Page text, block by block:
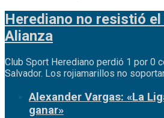
Herediano no resistió el
Alianza
Club Sport Herediano perdió 1 por 0
Salvador. Los rojiamarillos no
Alexander Vargas: «La
ganar»